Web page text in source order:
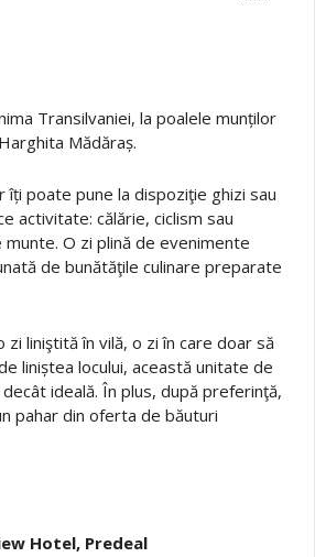
Transilvaniei, la poalele munților
Mădăraș.
îți poate pune la dispoziţie ghizi sau
activitate: călărie, ciclism sau
O zi plină de evenimente
de bunătăţile culinare preparate
zi liniştită în vilă, o zi în care doar să
liniștea locului, această unitate de
ideală. În plus, după preferinţă,
pahar din oferta de băuturi
Hotel, Predeal